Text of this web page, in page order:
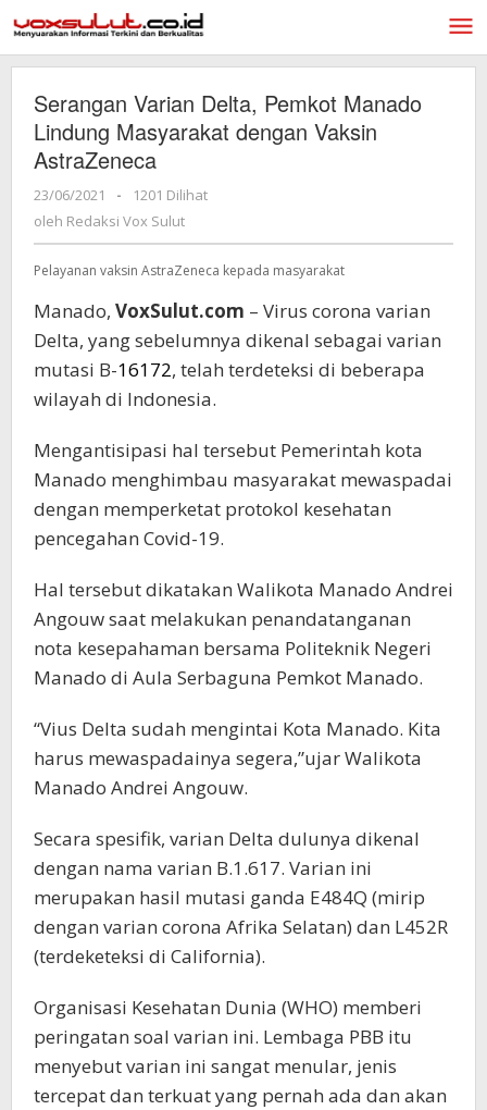
ke
konten
Serangan Varian Delta, Pemkot Manado
Lindung Masyarakat dengan Vaksin
AstraZeneca
23/06/2021
oleh
Redaksi
-
1201 Dilihat
oleh Redaksi Vox Sulut
Pelayanan vaksin AstraZeneca kepada masyarakat
Manado, VoxSulut.com – Virus corona varian
Delta, yang sebelumnya dikenal sebagai varian
mutasi B-16172, telah terdeteksi di beberapa
wilayah di Indonesia.
Mengantisipasi hal tersebut Pemerintah kota
Manado menghimbau masyarakat mewaspadai
dengan memperketat protokol kesehatan
pencegahan Covid-19.
Hal tersebut dikatakan Walikota Manado Andrei
Angouw saat melakukan penandatanganan
nota kesepahaman bersama Politeknik Negeri
Manado di Aula Serbaguna Pemkot Manado.
“Vius Delta sudah mengintai Kota Manado. Kita
harus mewaspadainya segera,”ujar Walikota
Manado Andrei Angouw.
Secara spesifik, varian Delta dulunya dikenal
dengan nama varian B.1.617. Varian ini
merupakan hasil mutasi ganda E484Q (mirip
dengan varian corona Afrika Selatan) dan L452R
(terdeketeksi di California).
Organisasi Kesehatan Dunia (WHO) memberi
peringatan soal varian ini. Lembaga PBB itu
menyebut varian ini sangat menular, jenis
tercepat dan terkuat yang pernah ada dan akan